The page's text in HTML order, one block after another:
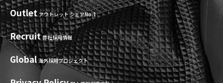
Outlet アウトレット シェアNo.1
Recruit 弊社採用情報
Global 海外採用プロジェクト